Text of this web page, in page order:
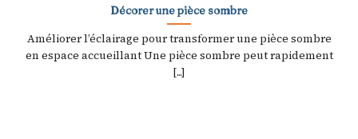
Décorer une pièce sombre
Améliorer l’éclairage pour transformer une pièce sombre
en espace accueillant Une pièce sombre peut rapidement
[...]